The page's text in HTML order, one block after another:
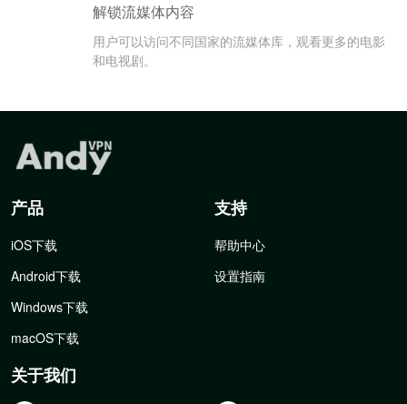
解锁流媒体内容
用户可以访问不同国家的流媒体库，观看更多的电影
和电视剧。
产品
iOS下载
Android下载
Windows下载
macOS下载
支持
帮助中心
设置指南
关于我们